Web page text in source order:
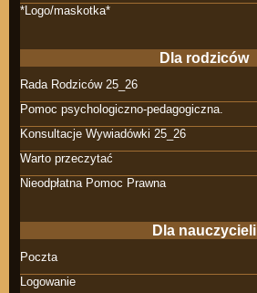
*Logo/maskotka*
Dla rodziców
Rada Rodziców 25_26
Pomoc psychologiczno-pedagogiczna.
Konsultacje Wywiadówki 25_26
Warto przeczytać
Nieodpłatna Pomoc Prawna
Dla nauczycieli
Poczta
Logowanie